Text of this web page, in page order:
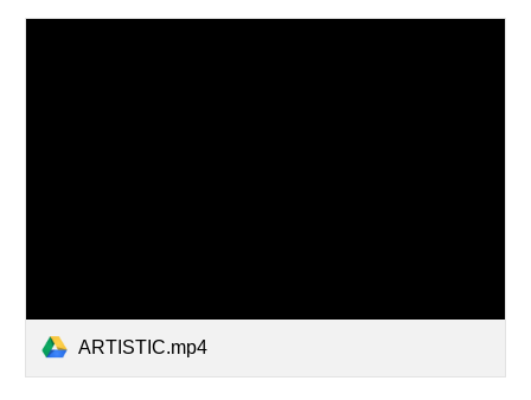
ARTISTIC.mp4